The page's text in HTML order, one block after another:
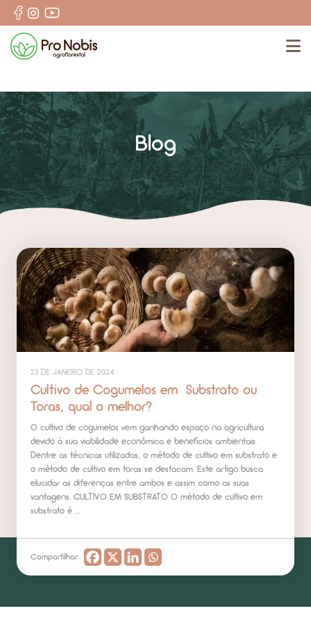
Blog
23 DE JANEIRO DE 2024
Cultivo de Cogumelos em Substrato ou
Toras, qual o melhor?
O cultivo de cogumelos vem ganhando espaço na agricultura
devido à sua viabilidade econômica e benefícios ambientais.
Dentre as técnicas utilizadas, o método de cultivo em substrato e
o método de cultivo em toras se destacam. Este artigo busca
elucidar as diferenças entre ambos e assim como as suas
vantagens. CULTIVO EM SUBSTRATO O método de cultivo em
substrato é …
Compartilhar: